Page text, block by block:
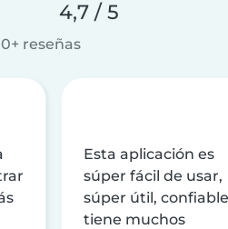
4,7 / 5
reseñas
Esta aplicación es
súper fácil de usar,
súper útil,
tiene muchos